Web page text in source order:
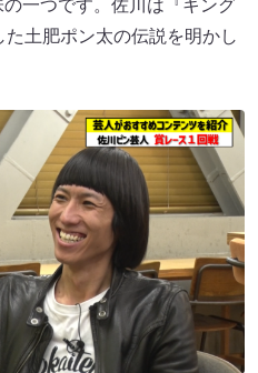
一つです。佐川は『キング
土肥ポン太の伝説を明かし